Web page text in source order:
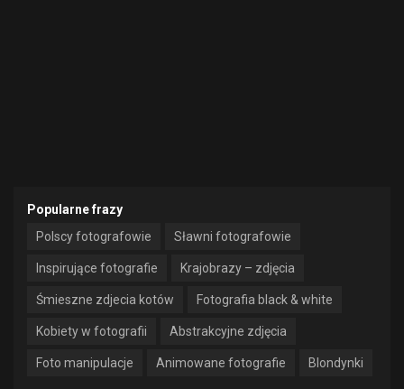
Popularne frazy
Polscy fotografowie
Sławni fotografowie
Inspirujące fotografie Krajobrazy – zdjęcia
Śmieszne zdjecia kotów Fotografia black & white
Kobiety w fotografii Abstrakcyjne zdjęcia
Foto manipulacje Animowane fotografie Blondynki